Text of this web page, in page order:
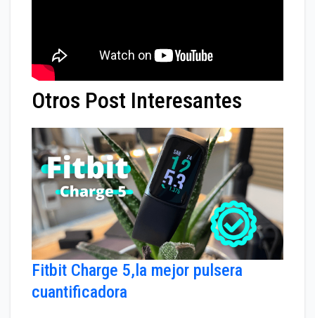
Otros Post Interesantes
Fitbit Charge 5,la mejor pulsera
cuantificadora